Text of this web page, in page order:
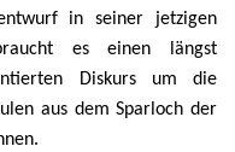
in seiner jetzigen
es einen längst
Diskurs um die
aus dem Sparloch der